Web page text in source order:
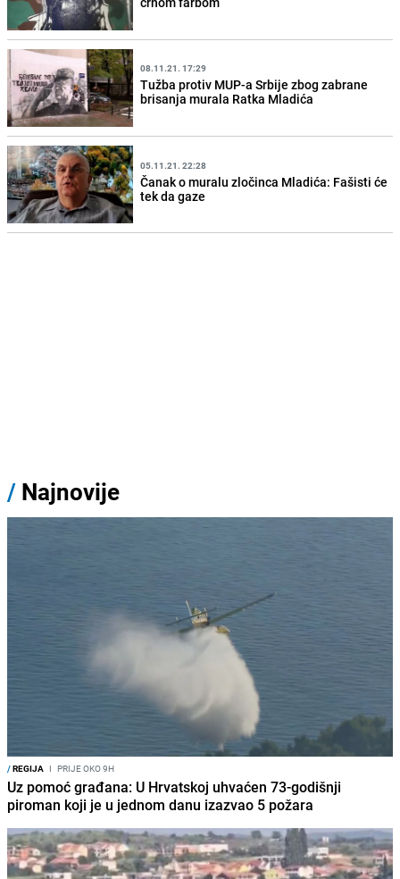
08.11.21. 17:29
Tužba protiv MUP-a Srbije zbog zabrane
brisanja murala Ratka Mladića
05.11.21. 22:28
Čanak o muralu zločinca Mladića: Fašisti će
tek da gaze
/ Najnovije
/REGIJA I PRIJE OKO 9H
Uz pomoć građana: U Hrvatskoj uhvaćen 73-godišnji
piroman koji je u jednom danu izazvao 5 požara